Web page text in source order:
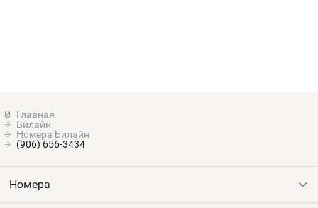
Билайн
Номера Билайн
(906) 656-3434
Номера